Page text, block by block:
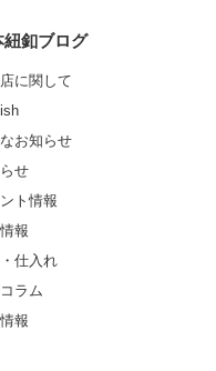
紐釦ブログ
に関して
お知らせ
せ
ト情報
報
仕入れ
ラム
報